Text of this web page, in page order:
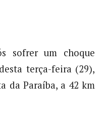
sofrer um choque
terça-feira (29),
da Paraíba, a 42 km